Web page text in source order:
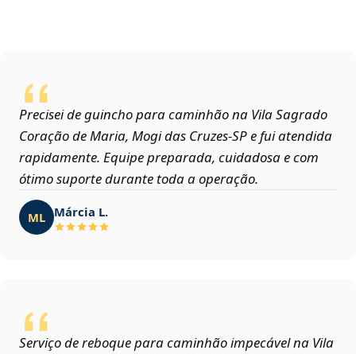
Precisei de guincho para caminhão na Vila Sagrado
Coração de Maria, Mogi das Cruzes‑SP e fui atendida
rapidamente. Equipe preparada, cuidadosa e com
ótimo suporte durante toda a operação.
ML Márcia L.
Serviço de reboque para caminhão impecável na Vila